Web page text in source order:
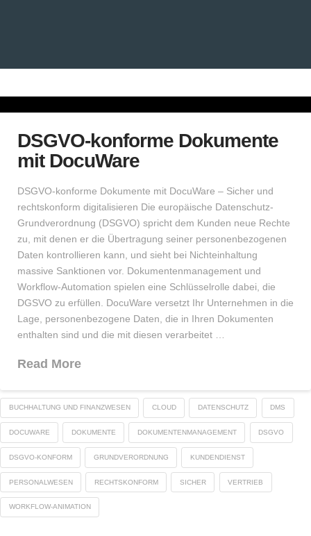
DSGVO-konforme Dokumente
mit DocuWare
DSGVO-konforme Dokumente mit DocuWare – Sicher und
rechtskonform digitalisieren Die europäische Datenschutz-
Grundverordnung (DSGVO) spricht dem Kunden neue Rechte
zu, mit denen er die Übertragung seiner personenbezogenen
Daten kontrollieren kann, und sieht bei Nichteinhaltung
massive Sanktionen vor. Dokumentenmanagement und
Workflow-Automation spielen eine Schlüsselrolle dabei, die
DGSVO zu erfüllen. DocuWare versetzt Ihr Unternehmen in die
Lage, personenbezogene Daten, die in Ihren Dokumenten
enthalten sind und die mit diesen verarbeitet …
Read More
BUCHHALTUNG UND FINANZWESEN CLOUD DATENSCHUTZ DMS
DOCUWARE DOKUMENTE DOKUMENTENMANAGEMENT DSGVO
DSGVO-KONFORM GRUNDVERORDNUNG KUNDENDIENST
PERSONALWESEN RECHTSKONFORM SICHER VERTRIEB
WORKFLOW-ANIMATION